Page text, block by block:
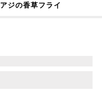
アジの香草フライ